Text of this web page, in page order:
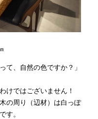
て、自然の色ですか？」
けではございません！
の周り（辺材）は白っぽ
す。